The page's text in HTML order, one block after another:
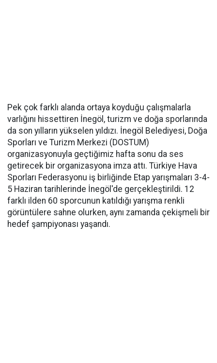
Pek çok farklı alanda ortaya koyduğu çalışmalarla
varlığını hissettiren İnegöl, turizm ve doğa sporlarında
da son yılların yükselen yıldızı. İnegöl Belediyesi, Doğa
Sporları ve Turizm Merkezi (DOSTUM)
organizasyonuyla geçtiğimiz hafta sonu da ses
getirecek bir organizasyona imza attı. Türkiye Hava
Sporları Federasyonu iş birliğinde Etap yarışmaları 3-4-
5 Haziran tarihlerinde İnegöl'de gerçekleştirildi. 12
farklı ilden 60 sporcunun katıldığı yarışma renkli
görüntülere sahne olurken, aynı zamanda çekişmeli bir
hedef şampiyonası yaşandı.